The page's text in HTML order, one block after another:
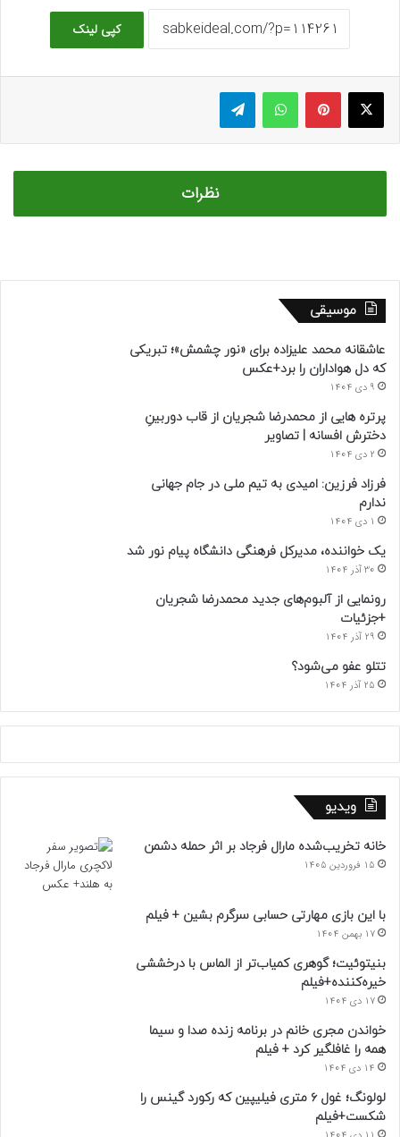
کپی لینک
ایکس پینتریستواتس آپ تلگرام
نظرات
موسیقی
عاشقانه محمد علیزاده برای «نور چشمش»؛ تبریکی
که دل هواداران را برد+عکس
9 دی 1404
پرتره هایی از محمدرضا شجریان از قاب دوربینِ
دخترش افسانه | تصاویر
2 دی 1404
فرزاد فرزین: امیدی به تیم ملی در جام جهانی
ندارم
1 دی 1404
یک خواننده، مدیرکل فرهنگی دانشگاه پیام نور شد
30 آذر 1404
رونمایی از آلبوم‌های جدید محمدرضا شجریان
+جزئیات
29 آذر 1404
تتلو عفو می‌شود؟
25 آذر 1404
ویدیو
خانه تخریب‌شده مارال فرجاد بر اثر حمله دشمن
15 فروردین 1405
با این بازی مهارتی حسابی سرگرم بشین + فیلم
17 بهمن 1404
بنیتوئیت؛ گوهری کمیاب‌تر از الماس با درخششی
خیره‌کننده+فیلم
17 دی 1404
خواندن مجری خانم در برنامه زنده صدا و سیما
همه را غافلگیر کرد + فیلم
14 دی 1404
لولونگ؛ غول ۶ متری فیلیپین که رکورد گینس را
شکست+فیلم